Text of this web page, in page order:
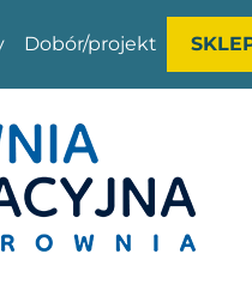
Dobór/projekt